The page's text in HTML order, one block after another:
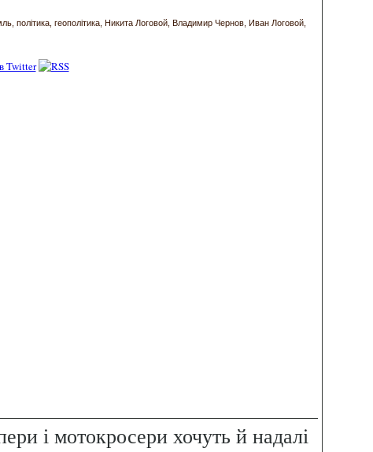
політика геополітика Никита Логовой Владимир Чернов Иван Логовой
і мотокросери хочуть й надалі